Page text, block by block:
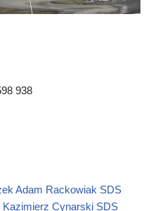
938
Adam Rackowiak SDS
Kazimierz Cynarski SDS